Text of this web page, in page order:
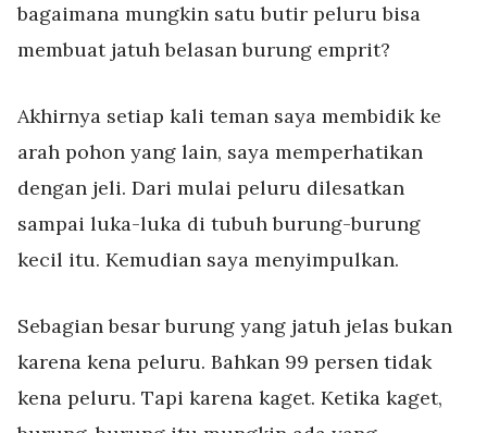
bagaimana mungkin satu butir peluru bisa
membuat jatuh belasan burung emprit?
Akhirnya setiap kali teman saya membidik ke
arah pohon yang lain, saya memperhatikan
dengan jeli. Dari mulai peluru dilesatkan
sampai luka-luka di tubuh burung-burung
kecil itu. Kemudian saya menyimpulkan.
Sebagian besar burung yang jatuh jelas bukan
karena kena peluru. Bahkan 99 persen tidak
kena peluru. Tapi karena kaget. Ketika kaget,